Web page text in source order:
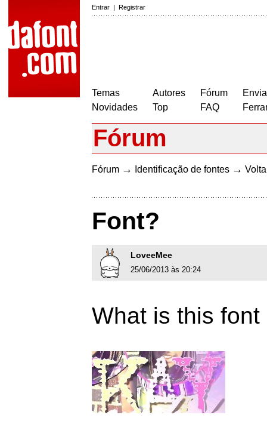
Entrar | Registrar
Temas
Novidades
Autores
Top
Fórum
FAQ
Fórum
Fórum → Identificação de fontes →
Font?
LoveeMee
25/06/2013 às 20:24
What is this font